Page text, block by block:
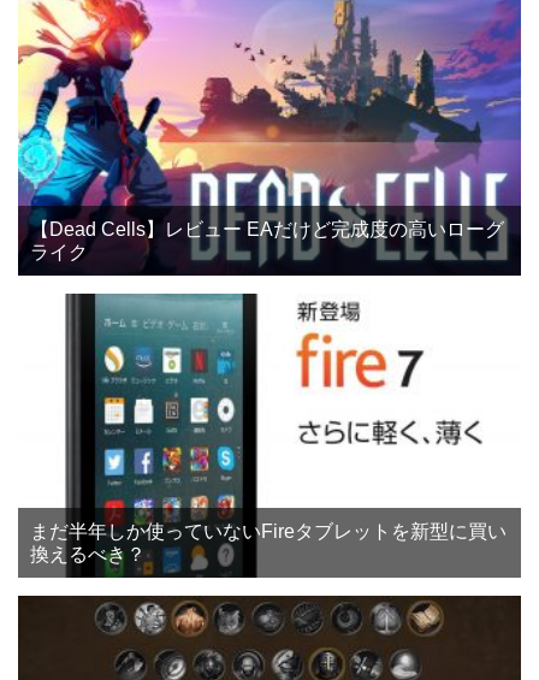
【Dead Cells】レビュー EAだけど完成度の高いローグ
ライク
まだ半年しか使っていないFireタブレットを新型に買い
換えるべき？